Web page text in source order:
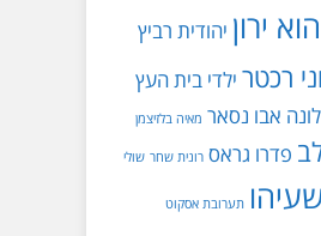
ירון יהודית רביץ
רכטר ילדי בית העץ
לונה אבו נסאר מאיה בלזיצמן
פדרו גראס רונית שחר שולי
תערובת אסקוט